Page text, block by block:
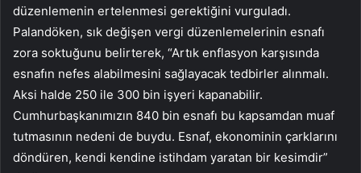
düzenlemenin ertelenmesi gerektiğini vurguladı.
Palandöken, sık değişen vergi düzenlemelerinin esnafı
zora soktuğunu belirterek, “Artık enflasyon karşısında
esnafın nefes alabilmesini sağlayacak tedbirler alınmalı.
Aksi halde 250 ile 300 bin işyeri kapanabilir.
Cumhurbaşkanımızın 840 bin esnafı bu kapsamdan muaf
tutmasının nedeni de buydu. Esnaf, ekonominin çarklarını
döndüren, kendi kendine istihdam yaratan bir kesimdir”